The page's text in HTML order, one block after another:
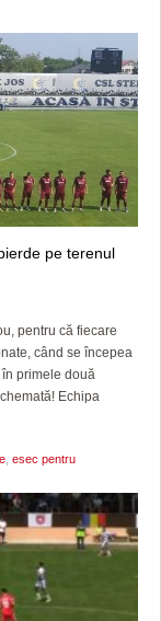
pe terenul
pentru că fiecare
când se începea
primele două
Echipa
esec pentru